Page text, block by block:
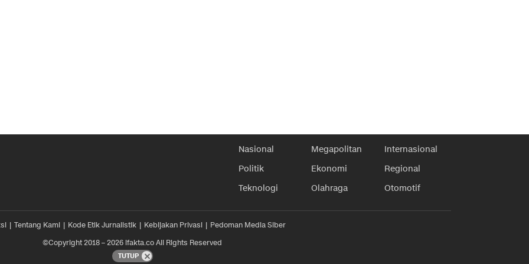
Nasional Megapolitan
Internasional
Politik
Ekonomi
Regional
Teknologi
Olahraga Otomotif
Tentang Kami Kode Etik Jurnalistik Kebijakan Privasi
Pedoman Media Siber
©Copyright 2018 – 2026 ifakta.co All Rights Reserved
TUTUP